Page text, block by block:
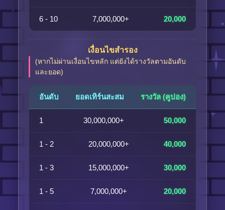
6 - 10 7,000,000+ 20,000
เงื่อนไขสำรอง
(หากไม่ผ่านเงื่อนไขหลัก แต่ยังได้รางวัลตามอันดับ
และยอด)
อันดับ ยอดเทิร์นสะสม รางวัล (คูปอง)
1 30,000,000+ 50,000
1 - 2 20,000,000+ 40,000
1 - 3 15,000,000+ 30,000
1 - 5 7,000,000+ 20,000